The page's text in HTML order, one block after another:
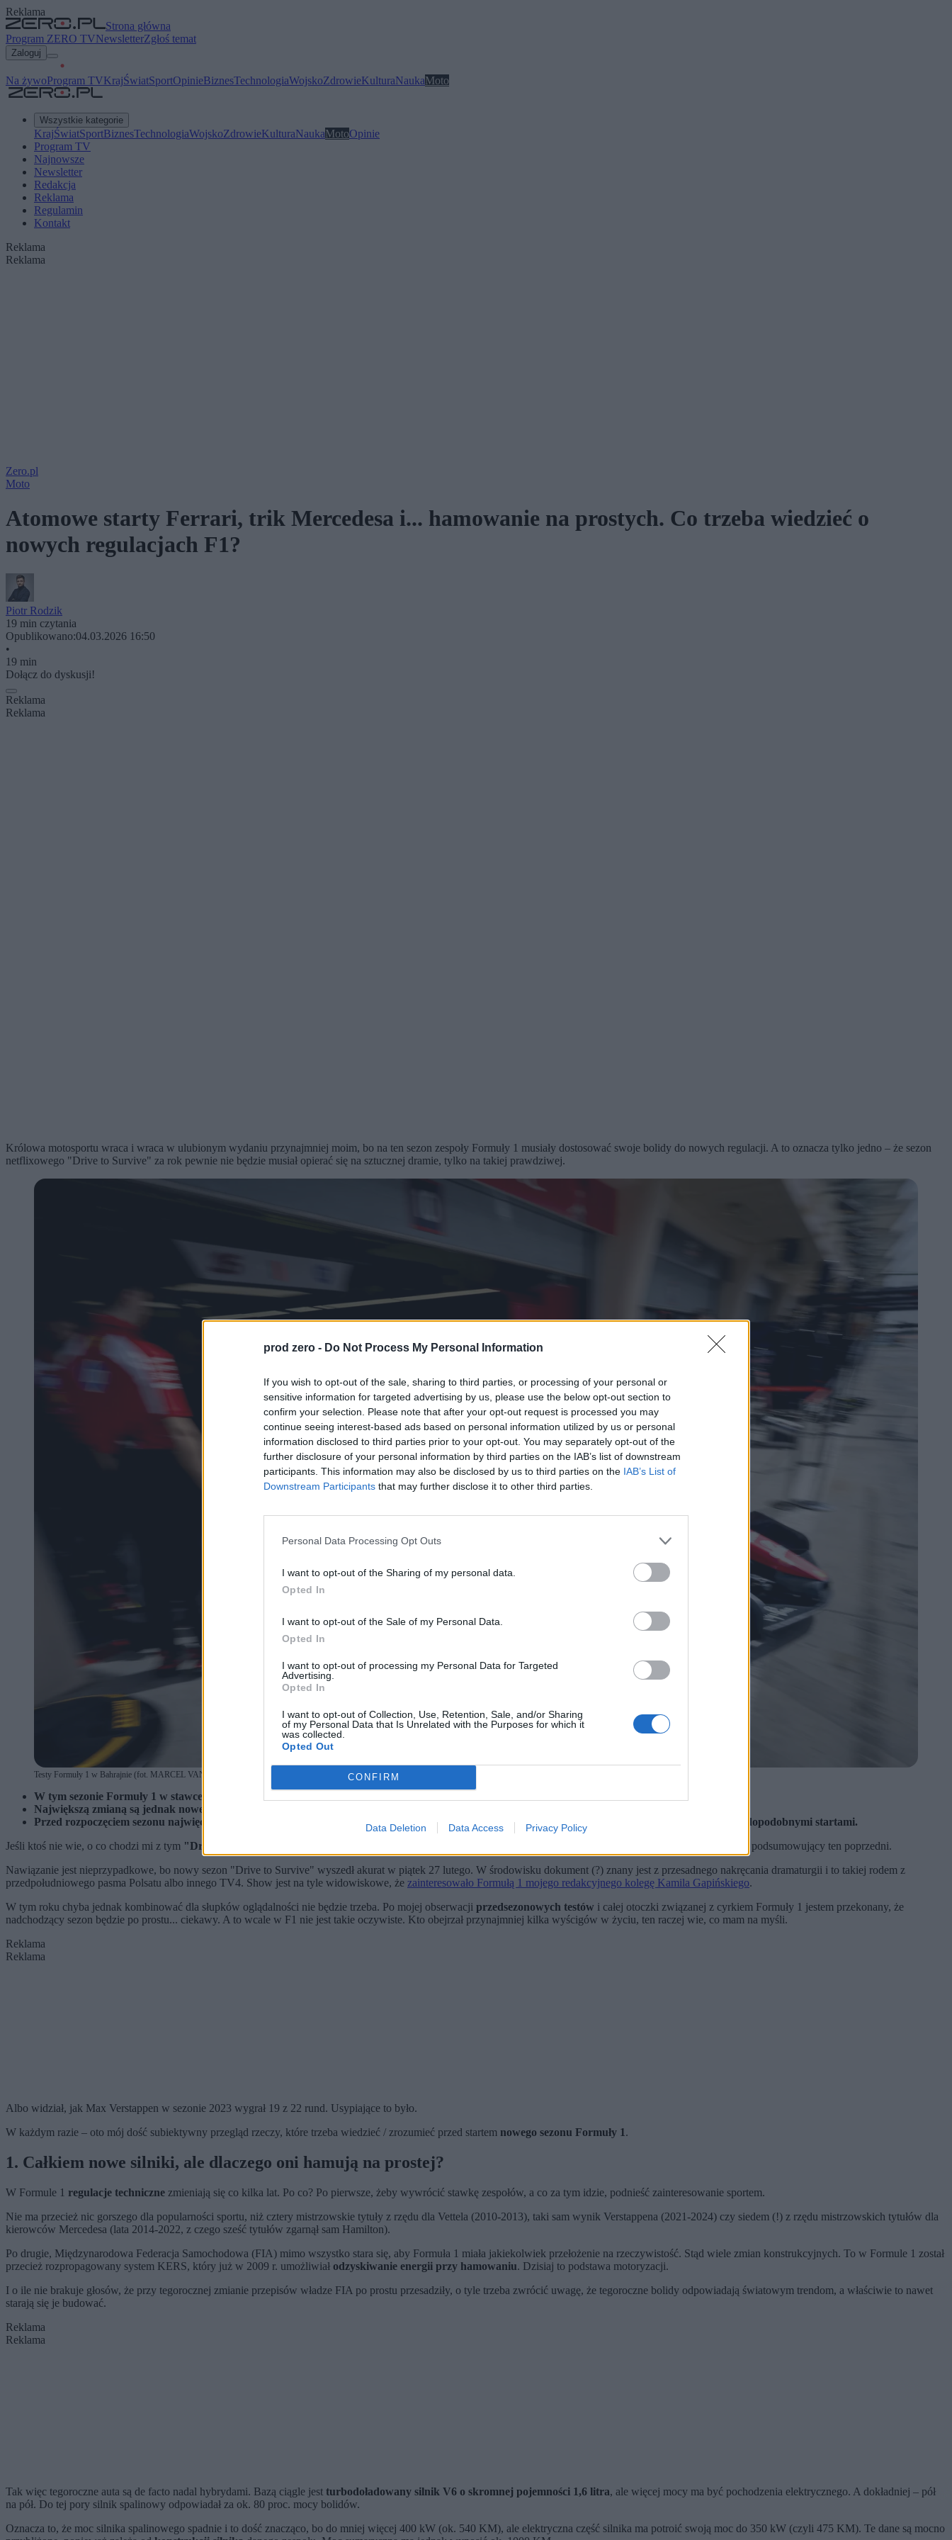
prod zero - Do Not Process My Personal Information
If you wish to opt-out of the sale, sharing to third parties, or processing of your personal or
sensitive information for targeted advertising by us, please use the below opt-out section to
confirm your selection. Please note that after your opt-out request is processed you may
continue seeing interest-based ads based on personal information utilized by us or personal
information disclosed to third parties prior to your opt-out. You may separately opt-out of the
further disclosure of your personal information by third parties on the IAB’s list of downstream
participants. This information may also be disclosed by us to third parties on the IAB’s List of
Downstream Participants that may further disclose it to other third parties.
Personal Data Processing Opt Outs
I want to opt-out of the Sharing of my personal data.
Opted In
I want to opt-out of the Sale of my Personal Data.
Opted In
I want to opt-out of processing my Personal Data for Targeted
Advertising.
Opted In
I want to opt-out of Collection, Use, Retention, Sale, and/or Sharing
of my Personal Data that Is Unrelated with the Purposes for which it
was collected.
Opted Out
CONFIRM
Data Deletion Data Access Privacy Policy
Reklama
Strona główna
Program ZERO TVNewsletterZgłoś temat
Zaloguj
Na żywoProgram TVKrajŚwiatSportOpinieBiznesTechnologiaWojskoZdrowieKulturaNaukaMoto
Wszystkie kategorie
KrajŚwiatSportBiznesTechnologiaWojskoZdrowieKulturaNaukaMotoOpinie
Program TV
Najnowsze
Newsletter
Redakcja
Reklama
Regulamin
Kontakt
Reklama
Reklama
Zero.pl
Moto
Atomowe starty Ferrari, trik Mercedesa i... hamowanie na prostych. Co trzeba wiedzieć o
nowych regulacjach F1?
Piotr Rodzik
19 min czytania
Opublikowano:04.03.2026 16:50
•
19 min
Dołącz do dyskusji!
Reklama
Reklama
Królowa motosportu wraca i wraca w ulubionym wydaniu przynajmniej moim, bo na ten sezon zespoły Formuły 1 musiały dostosować swoje bolidy do nowych regulacji. A to oznacza tylko jedno – że sezon
netflixowego "Drive to Survive" za rok pewnie nie będzie musiał opierać się na sztucznej dramie, tylko na takiej prawdziwej.
Testy Formuły 1 w Bahrajnie (fot. MARCEL VAN DORST / Nur Photo/East News)
W tym sezonie Formuły 1 w stawce pojawi się aż 11 zespołów, które wystawią 22 bolidy.
Największą zmianą są jednak nowe regulacje. Zmiany dotyczą jednostki napędowej, stosowanego paliwa, a także wyglądu samych bolidów.
Przed rozpoczęciem sezonu najwięcej szumu wzbudziły zespoły Mercedesa ze swoim silnikiem oraz Ferrari ze swoim tylnym skrzydłem oraz nieprawdopodobnymi startami.
Jeśli ktoś nie wie, o co chodzi mi z tym "Drive to Survive",
, a podsumowujący ten poprzedni.
Nawiązanie jest nieprzypadkowe, bo nowy sezon "Drive to Survive" wyszedł akurat w piątek 27 lutego. W środowisku dokument (?) znany jest z przesadnego nakręcania dramaturgii i to takiej rodem z
przedpołudniowego pasma Polsatu albo innego TV4. Show jest na tyle widowiskowe, że zainteresowało Formułą 1 mojego redakcyjnego kolegę Kamila Gapińskiego.
W tym roku chyba jednak kombinować dla słupków oglądalności nie będzie trzeba. Po mojej obserwacji przedsezonowych testów i całej otoczki związanej z cyrkiem Formuły 1 jestem przekonany, że
nadchodzący sezon będzie po prostu... ciekawy. A to wcale w F1 nie jest takie oczywiste. Kto obejrzał przynajmniej kilka wyścigów w życiu, ten raczej wie, co mam na myśli.
Reklama
Reklama
Albo widział, jak Max Verstappen w sezonie 2023 wygrał 19 z 22 rund. Usypiające to było.
W każdym razie – oto mój dość subiektywny przegląd rzeczy, które trzeba wiedzieć / zrozumieć przed startem nowego sezonu Formuły 1 .
1. Całkiem nowe silniki, ale dlaczego oni hamują na prostej?
W Formule 1 regulacje techniczne zmieniają się co kilka lat. Po co? Po pierwsze, żeby wywrócić stawkę zespołów, a co za tym idzie, podnieść zainteresowanie sportem.
Nie ma przecież nic gorszego dla popularności sportu, niż cztery mistrzowskie tytuły z rzędu dla Vettela (2010-2013), taki sam wynik Verstappena (2021-2024) czy siedem (!) z rzędu mistrzowskich tytułów dla
kierowców Mercedesa (lata 2014-2022, z czego sześć tytułów zgarnął sam Hamilton).
Po drugie, Międzynarodowa Federacja Samochodowa (FIA) mimo wszystko stara się, aby Formuła 1 miała jakiekolwiek przełożenie na rzeczywistość. Stąd wiele zmian konstrukcyjnych. To w Formule 1 został
przecież rozpropagowany system KERS, który już w 2009 r. umożliwiał odzyskiwanie energii przy hamowaniu. Dzisiaj to podstawa motoryzacji.
I o ile nie brakuje głosów, że przy tegorocznej zmianie przepisów władze FIA po prostu przesadziły, o tyle trzeba zwrócić uwagę, że tegoroczne bolidy odpowiadają światowym trendom, a właściwie to nawet
starają się je budować.
Reklama
Reklama
Tak więc tegoroczne auta są de facto nadal hybrydami. Bazą ciągle jest turbodoładowany silnik V6 o skromnej pojemności 1,6 litra, ale więcej mocy ma być pochodzenia elektrycznego. A dokładniej – pół
na pół. Do tej pory silnik spalinowy odpowiadał za ok. 80 proc. mocy bolidów.
Oznacza to, że moc silnika spalinowego spadnie i to dość znacząco, bo do mniej więcej 400 kW (ok. 540 KM), ale elektryczna część silnika ma potroić swoją moc do 350 kW (czyli 475 KM). Te dane są mocno